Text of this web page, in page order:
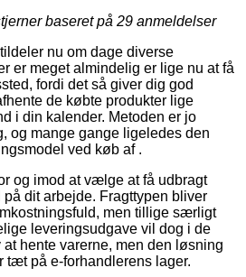
baseret på 29 anmeldelser
nu om dage diverse
er meget almindelig er lige nu at få
fordi det så giver dig god
de købte produkter lige
i din kalender. Metoden er jo
og mange gange ligeledes den
ved køb af .
og imod at vælge at få udbragt
dit arbejde. Fragttypen bliver
men tillige særligt
leveringsudgave vil dog i de
hente varerne, men den løsning
tæt på e-forhandlerens lager.